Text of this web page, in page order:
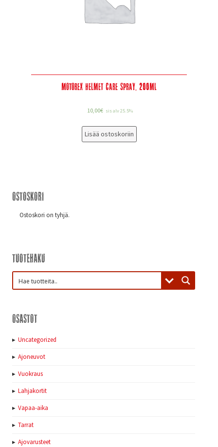
Motorex Helmet Care Spray, 200Ml
10,00€ sis alv 25.5%
Lisää ostoskoriin
Ostoskori
Ostoskori on tyhjä.
Tuotehaku
Osastot
Uncategorized
Ajoneuvot
Vuokraus
Lahjakortit
Vapaa-aika
Tarrat
Ajovarusteet